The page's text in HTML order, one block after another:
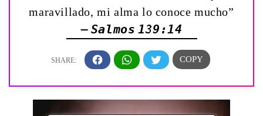
maravillado, mi alma lo conoce mucho”
— Salmos 139:14